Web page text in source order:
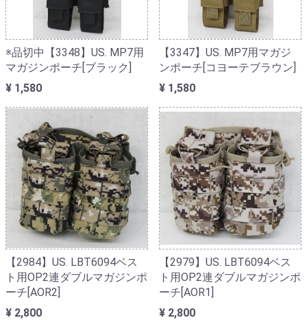
※品切中【3348】US. MP7用
マガジンポーチ[ブラック]
¥ 1,580
【3347】US. MP7用マガジ
ンポーチ[コヨーテブラウン]
¥ 1,580
【2984】US. LBT6094ベス
ト用OP2連ダブルマガジンポ
ーチ[AOR2]
¥ 2,800
【2979】US. LBT6094ベス
ト用OP2連ダブルマガジンポ
ーチ[AOR1]
¥ 2,800